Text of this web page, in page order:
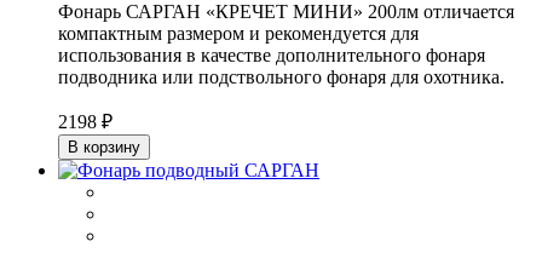
Фонарь САРГАН «КРЕЧЕТ МИНИ» 200лм отличается
компактным размером и рекомендуется для
использования в качестве дополнительного фонаря
подводника или подствольного фонаря для охотника.
2198 ₽
В корзину